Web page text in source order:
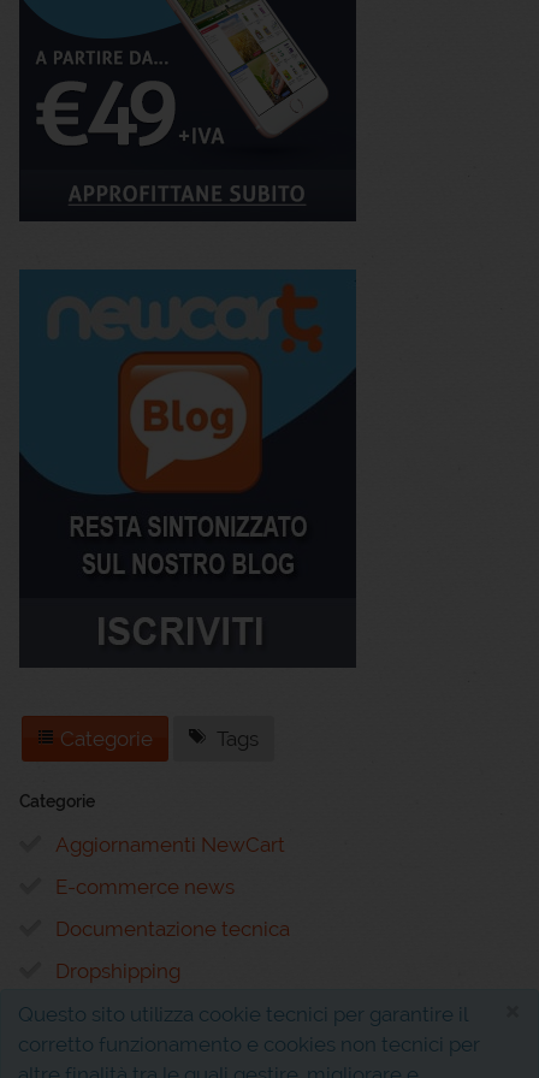
Questo sito utilizza cookie tecnici per garantire il
corretto funzionamento e cookies non tecnici per
Categorie Tags
Categorie
Aggiornamenti NewCart
E-commerce news
Documentazione tecnica
Dropshipping